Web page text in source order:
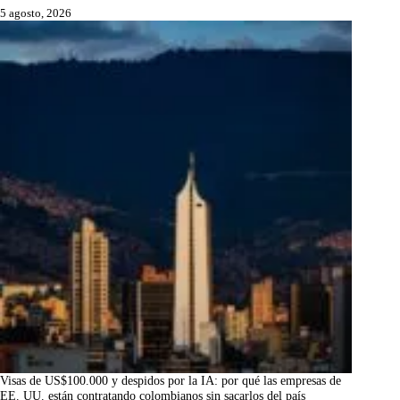
5 agosto, 2026
Visas de US$100.000 y despidos por la IA: por qué las empresas de
EE. UU. están contratando colombianos sin sacarlos del país